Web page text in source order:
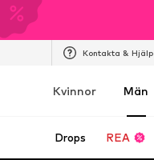
Kontakta & Hjälp
Kvinnor Män
Drops REA